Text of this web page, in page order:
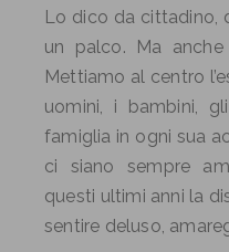
Lo dico da cittadino,
un palco. Ma
Mettiamo al centro
uomini, i bambini,
famiglia in ogni sua
ci siano sempre
questi ultimi anni la
sentire deluso,